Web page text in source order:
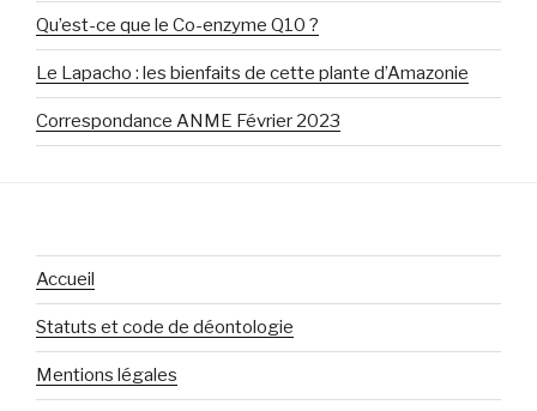
Qu’est-ce que le Co-enzyme Q10 ?
Le Lapacho : les bienfaits de cette plante d’Amazonie
Correspondance ANME Février 2023
Accueil
Statuts et code de déontologie
Mentions légales